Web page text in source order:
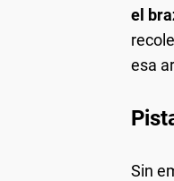
el
esa
Sin